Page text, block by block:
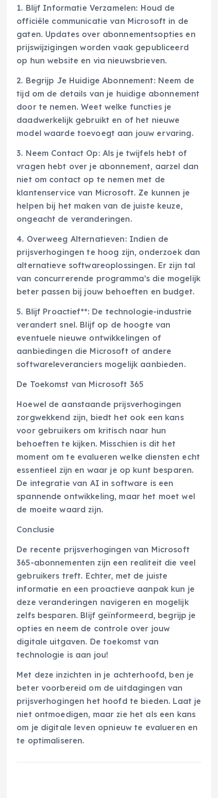
1. Blijf Informatie Verzamelen: Houd de
officiële communicatie van Microsoft in de
gaten. Updates over abonnementsopties en
prijswijzigingen worden vaak gepubliceerd
op hun website en via nieuwsbrieven.
2. Begrijp Je Huidige Abonnement: Neem de
tijd om de details van je huidige abonnement
door te nemen. Weet welke functies je
daadwerkelijk gebruikt en of het nieuwe
model waarde toevoegt aan jouw ervaring.
3. Neem Contact Op: Als je twijfels hebt of
vragen hebt over je abonnement, aarzel dan
niet om contact op te nemen met de
klantenservice van Microsoft. Ze kunnen je
helpen bij het maken van de juiste keuze,
ongeacht de veranderingen.
4. Overweeg Alternatieven: Indien de
prijsverhogingen te hoog zijn, onderzoek dan
alternatieve softwareoplossingen. Er zijn tal
van concurrerende programma’s die mogelijk
beter passen bij jouw behoeften en budget.
5. Blijf Proactief**: De technologie-industrie
verandert snel. Blijf op de hoogte van
eventuele nieuwe ontwikkelingen of
aanbiedingen die Microsoft of andere
softwareleveranciers mogelijk aanbieden.
De Toekomst van Microsoft 365
Hoewel de aanstaande prijsverhogingen
zorgwekkend zijn, biedt het ook een kans
voor gebruikers om kritisch naar hun
behoeften te kijken. Misschien is dit het
moment om te evalueren welke diensten echt
essentieel zijn en waar je op kunt besparen.
De integratie van AI in software is een
spannende ontwikkeling, maar het moet wel
de moeite waard zijn.
Conclusie
De recente prijsverhogingen van Microsoft
365-abonnementen zijn een realiteit die veel
gebruikers treft. Echter, met de juiste
informatie en een proactieve aanpak kun je
deze veranderingen navigeren en mogelijk
zelfs besparen. Blijf geïnformeerd, begrijp je
opties en neem de controle over jouw
digitale uitgaven. De toekomst van
technologie is aan jou!
Met deze inzichten in je achterhoofd, ben je
beter voorbereid om de uitdagingen van
prijsverhogingen het hoofd te bieden. Laat je
niet ontmoedigen, maar zie het als een kans
om je digitale leven opnieuw te evalueren en
te optimaliseren.